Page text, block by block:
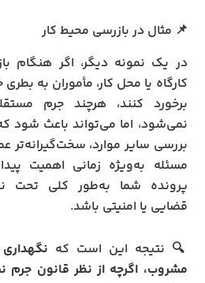
📌 مثال در بازرسی محیط کار
در یک نمونه دیگر، اگر هنگام
کارگاه یا محل کار، مأموران به
برخورد کنند، هرچند جرم
نمی‌شود، اما می‌تواند باعث شود
بررسی سایر موارد، سخت‌گیرانه‌تر
مسئله به‌ویژه زمانی اهمیت
پرونده شما به‌طور کلی تحت
قضایی یا امنیتی باشد.
🔍 نتیجه این است که
مشروب، اگرچه از نظر قانون جرم